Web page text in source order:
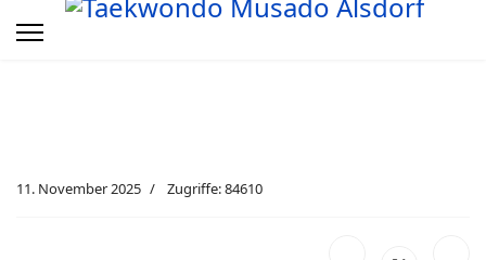
11. November 2025 Zugriffe: 84610